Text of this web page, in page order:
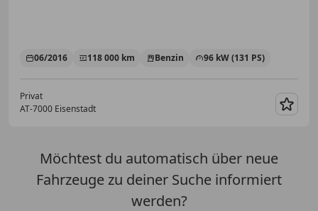
06/2016 118 000 km Benzin 96 kW (131 PS)
Privat
AT-7000 Eisenstadt
Möchtest du automatisch über neue
Fahrzeuge zu deiner Suche informiert
werden?